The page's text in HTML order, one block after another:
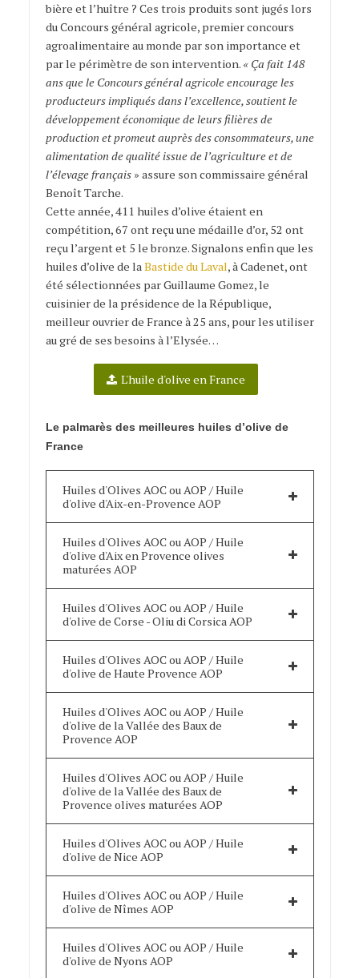
bière et l’huître ? Ces trois produits sont jugés lors
du Concours général agricole, premier concours
agroalimentaire au monde par son importance et
par le périmètre de son intervention. « Ça fait 148
ans que le Concours général agricole encourage les
producteurs impliqués dans l’excellence, soutient le
développement économique de leurs filières de
production et promeut auprès des consommateurs, une
alimentation de qualité issue de l’agriculture et de
l’élevage français» assure son commissaire général
Benoît Tarche.
Cette année, 411 huiles d’olive étaient en
compétition, 67 ont reçu une médaille d’or, 52 ont
reçu l’argent et 5 le bronze. Signalons enfin que les
huiles d’olive de laBastide du Laval, à Cadenet, ont
été sélectionnées par Guillaume Gomez, le
cuisinier de la présidence de la République,
meilleur ouvrier de France à 25 ans, pour les utiliser
au gré de ses besoins à l’Elysée…
L'huile d'olive en France
Le palmarès des meilleures huiles d’olive de
France
Huiles d'Olives AOC ou AOP / Huile
d'olive d'Aix-en-Provence AOP
Huiles d'Olives AOC ou AOP / Huile
d'olive d'Aix en Provence olives
maturées AOP
Huiles d'Olives AOC ou AOP / Huile
d'olive de Corse - Oliu di Corsica AOP
Huiles d'Olives AOC ou AOP / Huile
d'olive de Haute Provence AOP
Huiles d'Olives AOC ou AOP / Huile
d'olive de la Vallée des Baux de
Provence AOP
Huiles d'Olives AOC ou AOP / Huile
d'olive de la Vallée des Baux de
Provence olives maturées AOP
Huiles d'Olives AOC ou AOP / Huile
d'olive de Nice AOP
Huiles d'Olives AOC ou AOP / Huile
d'olive de Nîmes AOP
Huiles d'Olives AOC ou AOP / Huile
d'olive de Nyons AOP